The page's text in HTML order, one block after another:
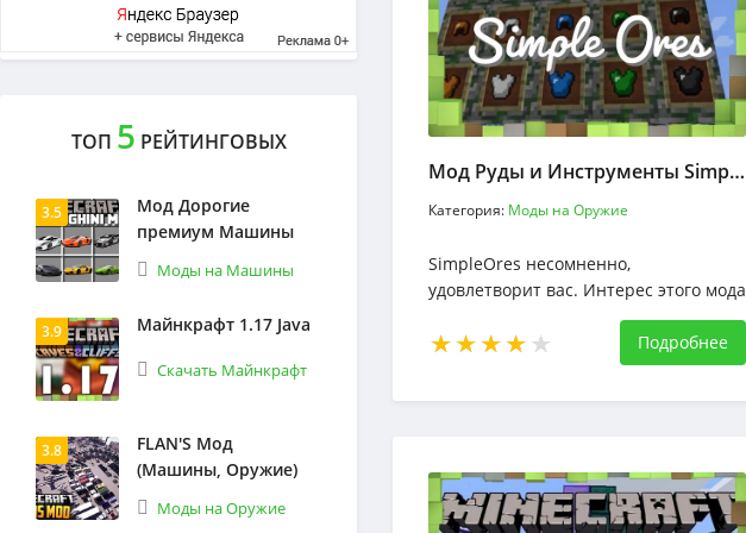
ТОП 5 РЕЙТИНГОВЫХ
3.5
Мод Дорогие
премиум Машины
Моды на Машины
3.9 Майнкрафт 1.17 Java
Скачать Майнкрафт
3.8
FLAN'S Мод
(Машины, Оружие)
Моды на Оружие
Мод Руды и Инструменты SimpleOres
Категория: Моды на Оружие
SimpleOres несомненно,
удовлетворит вас. Интерес этого мода
прост: он добавляет пять руд, панель
инструментов броню, оружиеПодробнее